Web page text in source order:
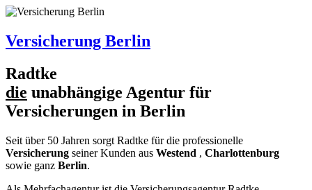
Versicherung Berlin
Radtke
die unabhängige Agentur für
Versicherungen in Berlin
Seit über 50 Jahren sorgt Radtke für die professionelle
Versicherung seiner Kunden aus Westend , Charlottenburg
sowie ganz Berlin.